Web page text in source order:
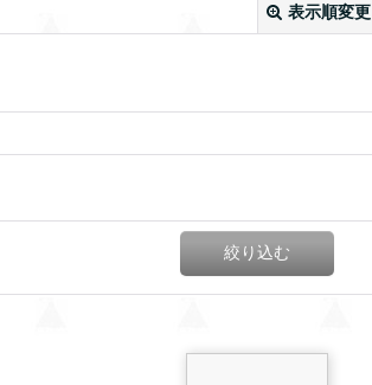
表示順変更
絞り込む